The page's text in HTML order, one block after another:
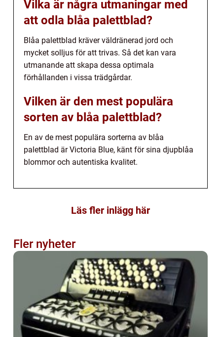
Vilka är några utmaningar med
att odla blåa palettblad?
Blåa palettblad kräver väldränerad jord och
mycket solljus för att trivas. Så det kan vara
utmanande att skapa dessa optimala
förhållanden i vissa trädgårdar.
Vilken är den mest populära
sorten av blåa palettblad?
En av de mest populära sorterna av blåa
palettblad är Victoria Blue, känt för sina djupblåa
blommor och autentiska kvalitet.
Läs fler inlägg här
Fler nyheter